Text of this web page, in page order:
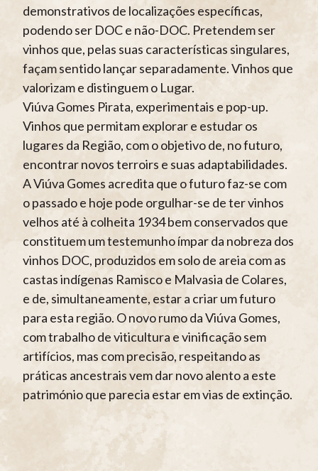
demonstrativos de localizações específicas,
podendo ser DOC e não-DOC. Pretendem ser
vinhos que, pelas suas características singulares,
façam sentido lançar separadamente. Vinhos que
valorizam e distinguem o Lugar.
Viúva Gomes Pirata, experimentais e pop-up.
Vinhos que permitam explorar e estudar os
lugares da Região, com o objetivo de, no futuro,
encontrar novos terroirs e suas adaptabilidades.
A Viúva Gomes acredita que o futuro faz-se com
o passado e hoje pode orgulhar-se de ter vinhos
velhos até à colheita 1934 bem conservados que
constituem um testemunho ímpar da nobreza dos
vinhos DOC, produzidos em solo de areia com as
castas indígenas Ramisco e Malvasia de Colares,
e de, simultaneamente, estar a criar um futuro
para esta região. O novo rumo da Viúva Gomes,
com trabalho de viticultura e vinificação sem
artifícios, mas com precisão, respeitando as
práticas ancestrais vem dar novo alento a este
património que parecia estar em vias de extinção.